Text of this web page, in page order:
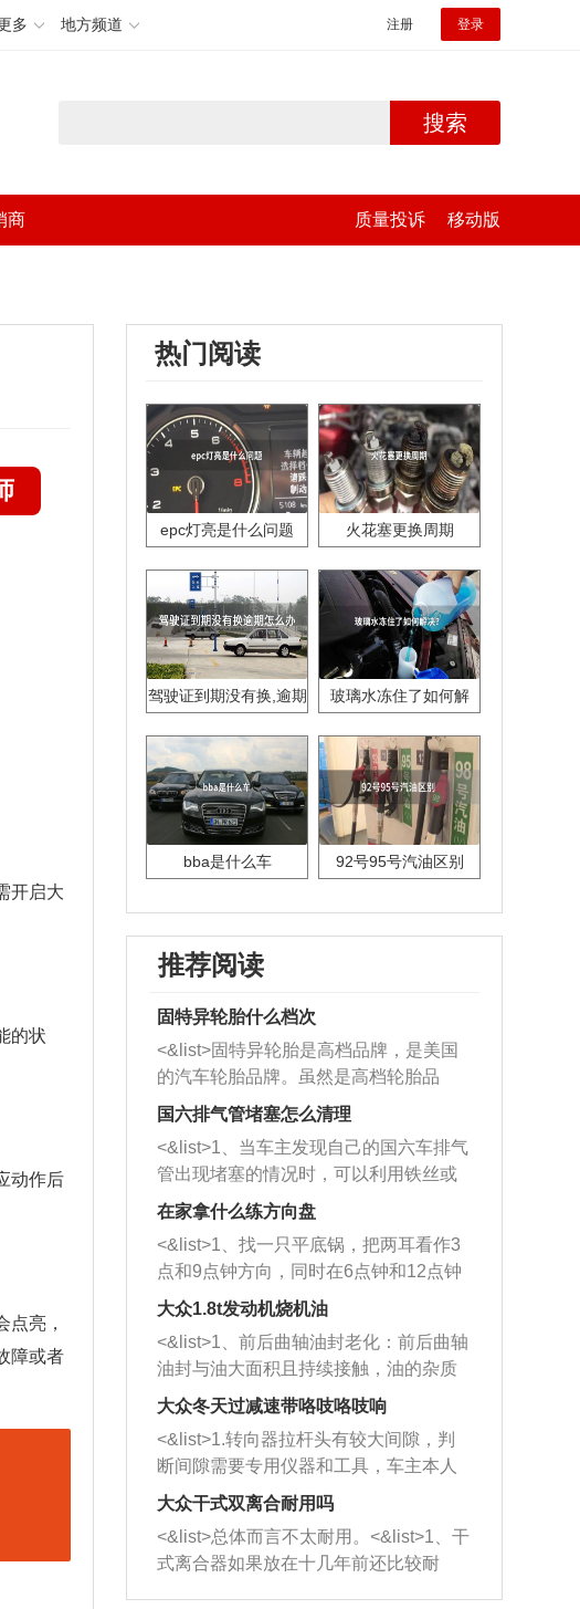
多 地方频道 注册 登录
搜索
商 质量投诉 移动版
开启大
的状
动作后
亮，
障或者
热门阅读
epc灯亮是什么问题 火花塞更换周期
驾驶证到期没有换,逾期
玻璃水冻住了如何解
bba是什么车 92号95号汽油区别
推荐阅读
固特异轮胎什么档次
<&list>固特异轮胎是高档品牌，是美国
的汽车轮胎品牌。虽然是高档轮胎品
牌，但是中高低端的轮胎都有生产，这
也是为了更好的开拓市场。
国六排气管堵塞怎么清理
<&list>1、当车主发现自己的国六车排气
管出现堵塞的情况时，可以利用铁丝或
者是细棍，直接将杂物给取出来，如果
堵塞情况比较严重，也可以采取应急措
施。 <&list>2、直接利用木棍将所有的
杂物推到排气管里面的位置处，然后将
三元催化器拆解开，就可以将堵塞的东
西取出来。但如果是因为积碳过多引起
的堵塞，就需要将三元催化器泡在草酸
洗剂对堵塞的情况得到解决，将清洗剂
放在燃油箱中，与燃油混合后，车辆启
动时，就可以和汽油一起进入到燃烧
室，最后形成废气排出，就可以让三元
催化器得到清洗，排气管堵塞的情况就
能够得到解决。
在家拿什么练方向盘
<&list>1、找一只平底锅，把两耳看作3
点和9点钟方向，同时在6点钟和12点钟
方向做一个标记。 <&list>2、双手握住
一圈半的练习，往右同样也要打相同的
圈数。 <&list>3、最后强调要反复练
习，这样就可以形成肌肉记忆，在真实
驾驶车辆时，不需要记忆也能打好方
向。
大众1.8t发动机烧机油
<&list>1、前后曲轴油封老化：前后曲轴
油封与油大面积且持续接触，油的杂质
和发动机内持续温度变化使其密封效果
逐渐减弱，导致渗油或漏油。<&list>2、
活塞间隙过大：积碳会使活塞环与缸体
的间隙扩大，导致机油流入燃烧室中，
造成烧机油。<&list>3、机油粘度。使用
机油粘度过小的话，同样会有烧机油现
象，机油粘度过小具有很好的流动性，
大众冬天过减速带咯吱咯吱响
<&list>1.转向器拉杆头有较大间隙，判
断间隙需要专用仪器和工具，车主本人
无法制作，需要将车辆送到修理厂或4s
店；<&list>2.车辆半轴套管防尘罩破
裂，破裂后会出现漏油现象，使半轴磨
损严重，磨损的半轴容易损坏，产生异
响；<&list>3.稳定器的转向胶套和球头
大众干式双离合耐用吗
<&list>总体而言不太耐用。<&list>1、干
式离合器如果放在十几年前还比较耐